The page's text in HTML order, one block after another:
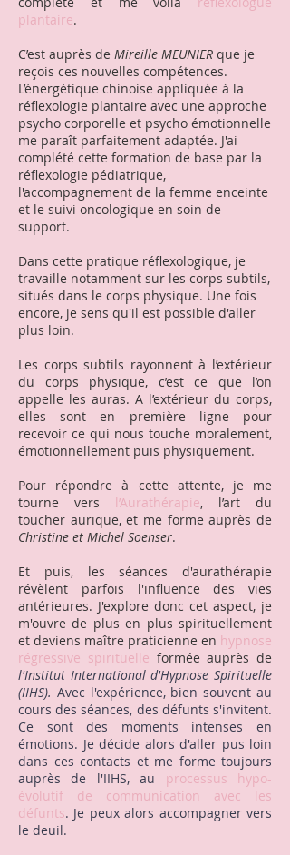
plantaire.
C’est auprès de Mireille MEUNIER que je
reçois ces nouvelles compétences.
L’énergétique chinoise appliquée à la
réflexologie plantaire avec une approche
psycho corporelle et psycho émotionnelle
me paraît parfaitement adaptée. J'ai
complété cette formation de base par la
réflexologie pédiatrique,
l'accompagnement de la femme enceinte
et le suivi oncologique en soin de
support.
Dans cette pratique réflexologique, je
travaille notamment sur les corps subtils,
situés dans le corps physique. Une fois
encore, je sens qu'il est possible d'aller
plus loin.
Les corps subtils rayonnent à l’extérieur
du corps physique, c’est ce que l’on
appelle les auras. A l’extérieur du corps,
elles sont en première ligne pour
recevoir ce qui nous touche moralement,
émotionnellement puis physiquement.
Pour répondre à cette attente, je me
tourne vers l’Aurathérapie, l’art du
toucher aurique, et me forme auprès de
Christine et Michel Soenser.
Et puis, les séances d'aurathérapie
révèlent parfois l'influence des vies
antérieures. J'explore donc cet aspect, je
m'ouvre de plus en plus spirituellement
et deviens maître praticienne en hypnose
régressive spirituelle formée auprès de
l'Institut International d'Hypnose Spirituelle
(IIHS). Avec l'expérience, bien souvent au
cours des séances, des défunts s'invitent.
Ce sont des moments intenses en
émotions. Je décide alors d'aller pus loin
dans ces contacts et me forme toujours
auprès de l'IIHS, au
processus hypo-
évolutif de communication avec les
défunts. Je peux alors accompagner vers
le deuil.